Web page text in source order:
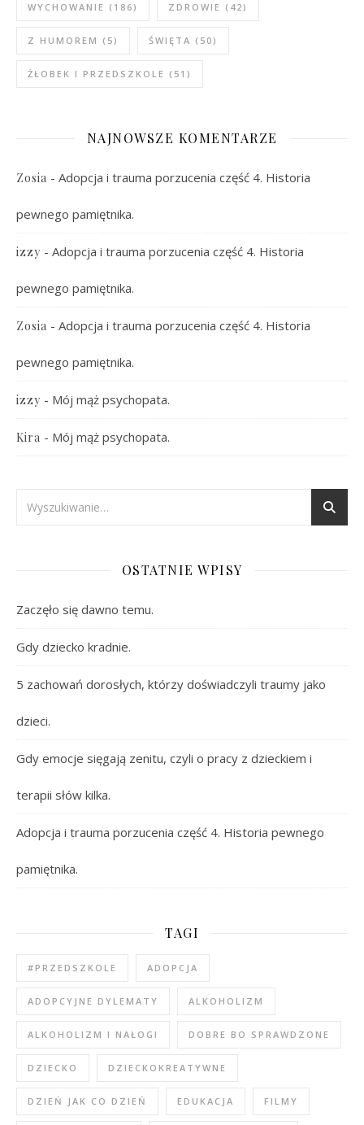
WYCHOWANIE (186) ZDROWIE (42)
Z HUMOREM (5) ŚWIĘTA (50)
ŻŁOBEK I PRZEDSZKOLE (51)
NAJNOWSZE KOMENTARZE
Zosia - Adopcja i trauma porzucenia część 4. Historia
pewnego pamiętnika.
izzy - Adopcja i trauma porzucenia część 4. Historia
pewnego pamiętnika.
Zosia - Adopcja i trauma porzucenia część 4. Historia
pewnego pamiętnika.
izzy - Mój mąż psychopata.
Kira - Mój mąż psychopata.
OSTATNIE WPISY
Zaczęło się dawno temu.
Gdy dziecko kradnie.
5 zachowań dorosłych, którzy doświadczyli traumy jako
dzieci.
Gdy emocje sięgają zenitu, czyli o pracy z dzieckiem i
terapii słów kilka.
Adopcja i trauma porzucenia część 4. Historia pewnego
pamiętnika.
TAGI
#PRZEDSZKOLE ADOPCJA
ADOPCYJNE DYLEMATY ALKOHOLIZM
ALKOHOLIZM I NAŁOGI DOBRE BO SPRAWDZONE
DZIECKO DZIECKOKREATYWNE
DZIEŃ JAK CO DZIEŃ EDUKACJA FILMY